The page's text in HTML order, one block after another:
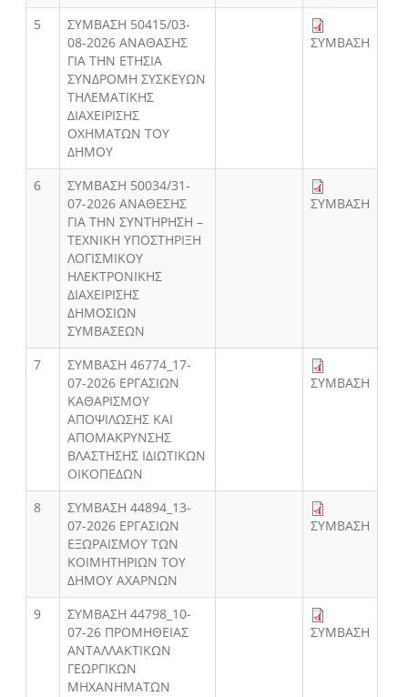
5
ΣΥΜΒΑΣΗ 50415/03-
08-2026 ΑΝΑΘΑΣΗΣ
ΓΙΑ ΤΗΝ ΕΤΗΣΙΑ
ΣΥΝΔΡΟΜΗ ΣΥΣΚΕΥΩΝ
ΤΗΛΕΜΑΤΙΚΗΣ
ΔΙΑΧΕΙΡΙΣΗΣ
ΟΧΗΜΑΤΩΝ ΤΟΥ
ΔΗΜΟΥ
ΣΥΜΒΑΣΗ
6
ΣΥΜΒΑΣΗ 50034/31-
07-2026 ΑΝΑΘΕΣΗΣ
ΓΙΑ ΤΗΝ ΣΥΝΤΗΡΗΣΗ –
ΤΕΧΝΙΚΗ ΥΠΟΣΤΗΡΙΞΗ
ΛΟΓΙΣΜΙΚΟΥ
ΗΛΕΚΤΡΟΝΙΚΗΣ
ΔΙΑΧΕΙΡΙΣΗΣ
ΔΗΜΟΣΙΩΝ
ΣΥΜΒΑΣΕΩΝ
ΣΥΜΒΑΣΗ
7
ΣΥΜΒΑΣΗ 46774_17-
07-2026 ΕΡΓΑΣΙΩΝ
ΚΑΘΑΡΙΣΜΟΥ
ΑΠΟΨΙΛΩΣΗΣ ΚΑΙ
ΑΠΟΜΑΚΡΥΝΣΗΣ
ΒΛΑΣΤΗΣΗΣ ΙΔΙΩΤΙΚΩΝ
ΟΙΚΟΠΕΔΩΝ
ΣΥΜΒΑΣΗ
8
ΣΥΜΒΑΣΗ 44894_13-
07-2026 ΕΡΓΑΣΙΩΝ
ΕΞΩΡΑΙΣΜΟΥ ΤΩΝ
ΚΟΙΜΗΤΗΡΙΩΝ ΤΟΥ
ΔΗΜΟΥ ΑΧΑΡΝΩΝ
ΣΥΜΒΑΣΗ
9
ΣΥΜΒΑΣΗ 44798_10-
07-26 ΠΡΟΜΗΘΕΙΑΣ
ΑΝΤΑΛΛΑΚΤΙΚΩΝ
ΓΕΩΡΓΙΚΩΝ
ΜΗΧΑΝΗΜΑΤΩΝ
ΣΥΜΒΑΣΗ